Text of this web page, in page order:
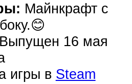
Майнкрафт с
Выпущен 16 мая
игры в Steam